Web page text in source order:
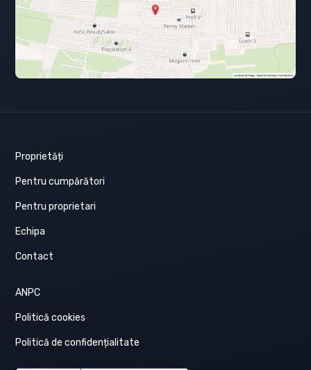
Proprietăți
Pentru cumpărători
Pentru proprietari
Echipa
Contact
ANPC
Politică cookies
Politică de confidențialitate